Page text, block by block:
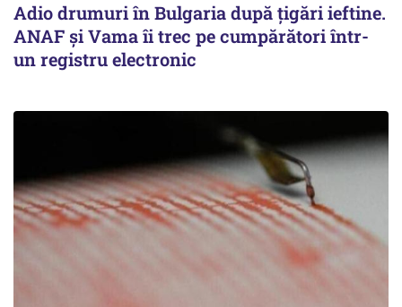
Adio drumuri în Bulgaria după țigări ieftine.
ANAF și Vama îi trec pe cumpărători într-
un registru electronic